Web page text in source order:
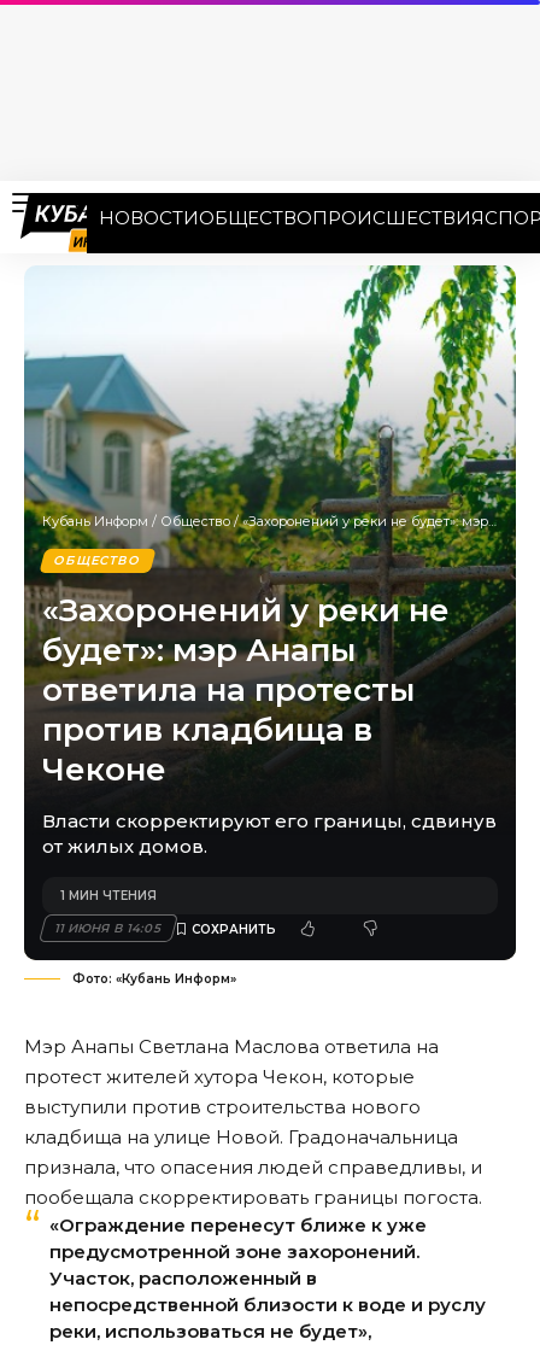
НОВОСТИОБЩЕСТВОПРОИСШЕСТВИЯ
Кубань Информ / Общество/«Захоронений у реки не будет»: мэр Анапы ответила на протесты против кладбища в Чеконе
ОБЩЕСТВО
«Захоронений у реки не
будет»: мэр Анапы
ответила на протесты
против кладбища в
Чеконе
Власти скорректируют его границы, сдвинув
от жилых домов.
11 ИЮНЯ В 14:05
1 МИН ЧТЕНИЯ
Фото: «Кубань Информ»
Мэр Анапы Светлана Маслова ответила на
протест жителей хутора Чекон, которые
выступили против строительства нового
кладбища на улице Новой. Градоначальница
признала, что опасения людей справедливы, и
пообещала скорректировать границы погоста.
«Ограждение перенесут ближе к уже
предусмотренной зоне захоронений.
Участок, расположенный в
непосредственной близости к воде и руслу
реки, использоваться не будет»,